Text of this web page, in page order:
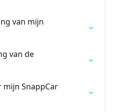
van mijn
van de
mijn SnappCar